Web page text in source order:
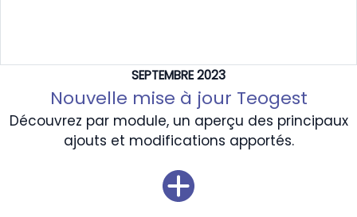
SEPTEMBRE 2023
Nouvelle mise à jour Teogest
Découvrez par module, un aperçu des principaux
ajouts et modifications apportés.